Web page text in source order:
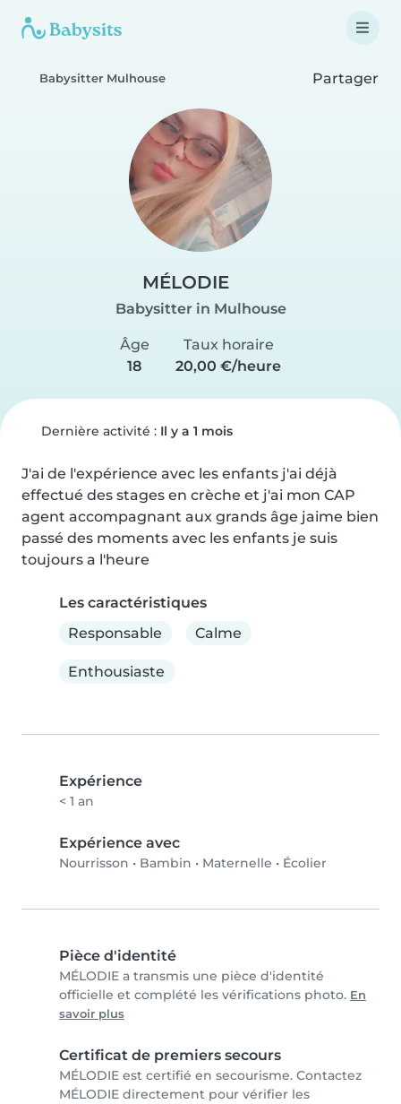
Babysitter Mulhouse Partager
MÉLODIE
Babysitter in Mulhouse
Âge
18
Taux horaire
20,00 €/heure
Dernière activité : Il y a 1 mois
J'ai de l'expérience avec les enfants j'ai déjà
effectué des stages en crèche et j'ai mon CAP
agent accompagnant aux grands âge jaime bien
passé des moments avec les enfants je suis
toujours a l'heure
Les caractéristiques
Responsable
Calme
Enthousiaste
Expérience
< 1 an
Expérience avec
Nourrisson • Bambin • Maternelle • Écolier
Pièce d'identité
MÉLODIE a transmis une pièce d'identité
officielle et complété les vérifications photo. En
savoir plus
Certificat de premiers secours
MÉLODIE est certifié en secourisme. Contactez
MÉLODIE directement pour vérifier les